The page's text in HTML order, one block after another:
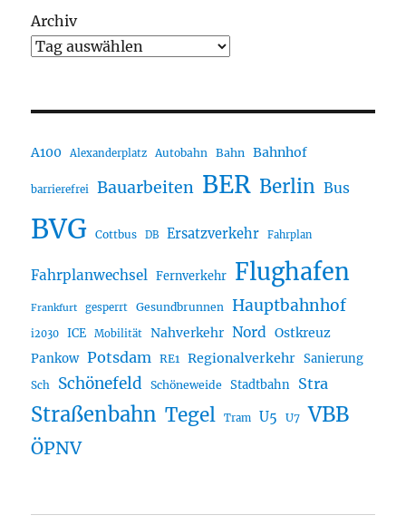
Archiv
A100 Alexanderplatz Autobahn Bahn Bahnhof
barrierefrei Bauarbeiten BER Berlin Bus
BVG Cottbus DB Ersatzverkehr Fahrplan
Fahrplanwechsel Fernverkehr Flughafen
Frankfurt gesperrt Gesundbrunnen Hauptbahnhof
i2030 ICE Mobilität Nahverkehr Nord Ostkreuz
Pankow Potsdam RE1 Regionalverkehr Sanierung
Sch Schönefeld Schöneweide Stadtbahn Stra
Straßenbahn Tegel Tram U5 U7 VBB
ÖPNV